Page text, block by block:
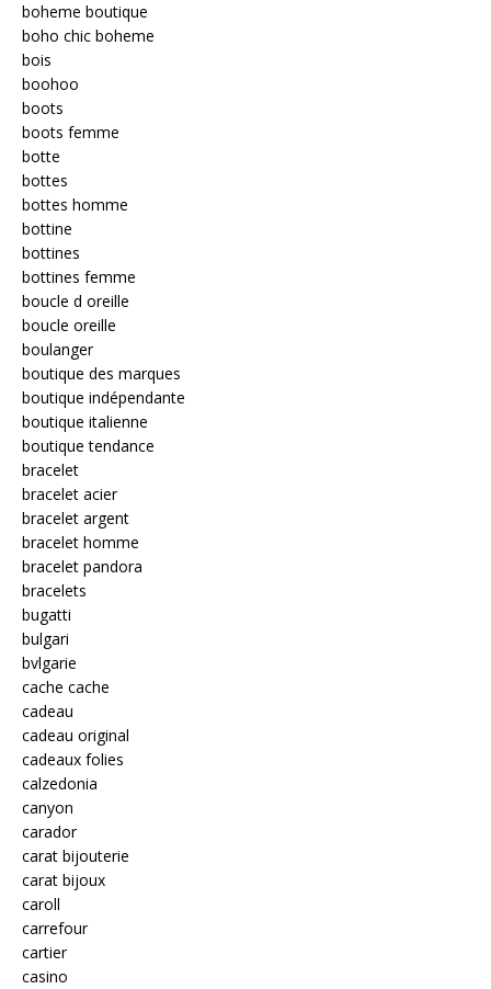
boheme boutique
boho chic boheme
bois
boohoo
boots
boots femme
botte
bottes
bottes homme
bottine
bottines
bottines femme
boucle d oreille
boucle oreille
boulanger
boutique des marques
boutique indépendante
boutique italienne
boutique tendance
bracelet
bracelet acier
bracelet argent
bracelet homme
bracelet pandora
bracelets
bugatti
bulgari
bvlgarie
cache cache
cadeau
cadeau original
cadeaux folies
calzedonia
canyon
carador
carat bijouterie
carat bijoux
caroll
carrefour
cartier
casino